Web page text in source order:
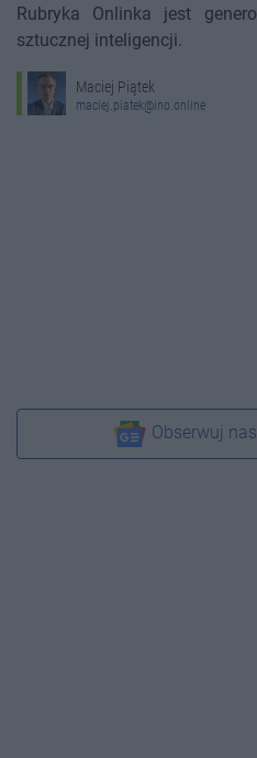
Rubryka Onlinka jest
sztucznej inteligencji.
Maciej Piątek
maciej.piatek@ino.online
Obserwuj